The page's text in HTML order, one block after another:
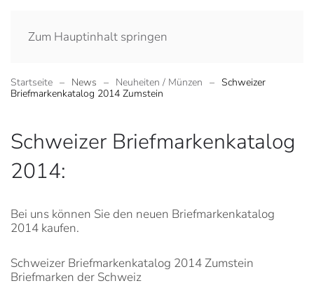
Zum Hauptinhalt springen
Startseite News Neuheiten / Münzen
Schweizer
Briefmarkenkatalog 2014 Zumstein
Schweizer Briefmarkenkatalog
2014:
Bei uns können Sie den neuen Briefmarkenkatalog
2014 kaufen.
Schweizer Briefmarkenkatalog 2014 Zumstein
Briefmarken der Schweiz